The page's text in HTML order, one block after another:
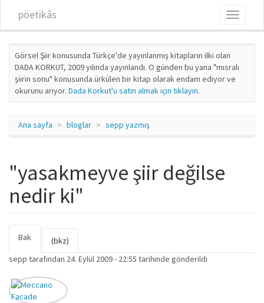
pöetikâs
Toggle
Görsel Şiir konusunda Türkçe'de yayınlanmış kitapların ilki olan
DADA KORKUT, 2009 yılında yayınlandı. O günden bu yana "mısralı
şiirin sonu" konusunda ürkülen bir kitap olarak endam ediyor ve
okurunu arıyor. Dada Korkut'u satın almak için tıklayın.
Ana sayfa bloglar sepp yazmış
"yasakmeyve şiir değilse
nedir ki"
Birincil sekmeler
Bak
sekme)
(bkz)
sepp tarafından 24. Eylül 2009 - 22:55 tarihinde gönderildi